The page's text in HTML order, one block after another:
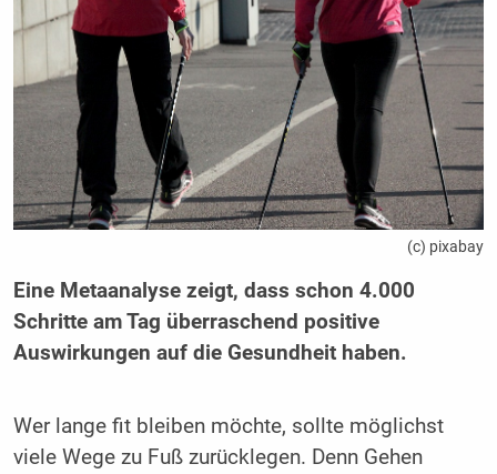
(c) pixabay
Eine Metaanalyse zeigt, dass schon 4.000
Schritte am Tag überraschend positive
Auswirkungen auf die Gesundheit haben.
Wer lange fit bleiben möchte, sollte möglichst
viele Wege zu Fuß zurücklegen. Denn Gehen